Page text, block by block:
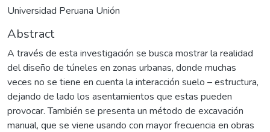
Universidad Peruana Unión
Abstract
A través de esta investigación se busca mostrar la realidad
del diseño de túneles en zonas urbanas, donde muchas
veces no se tiene en cuenta la interacción suelo – estructura,
dejando de lado los asentamientos que estas pueden
provocar. También se presenta un método de excavación
manual, que se viene usando con mayor frecuencia en obras